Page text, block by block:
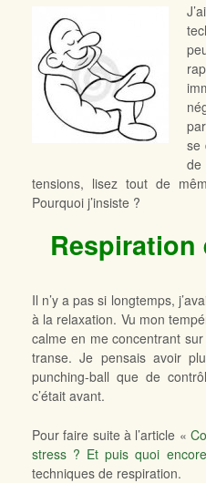
se
tensions, lisez tout de
Pourquoi j’insiste ?
Respiration
Il n’y a pas si longtemps,
à la relaxation. Vu mon
calme en me concentrant
transe. Je pensais avoir
punching-ball que de
c’était avant.
Pour faire suite à l’article «
stress ? Et puis quoi
techniques de respiration.